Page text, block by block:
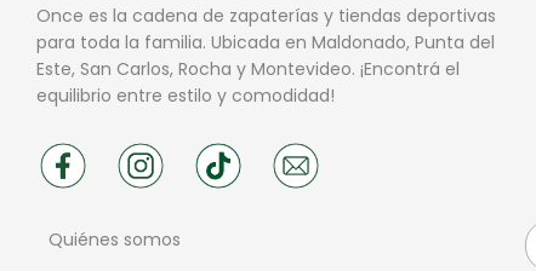
Once es la cadena de zapaterías y tiendas deportivas
para toda la familia. Ubicada en Maldonado, Punta del
Este, San Carlos, Rocha y Montevideo. ¡Encontrá el
equilibrio entre estilo y comodidad!
Quiénes somos